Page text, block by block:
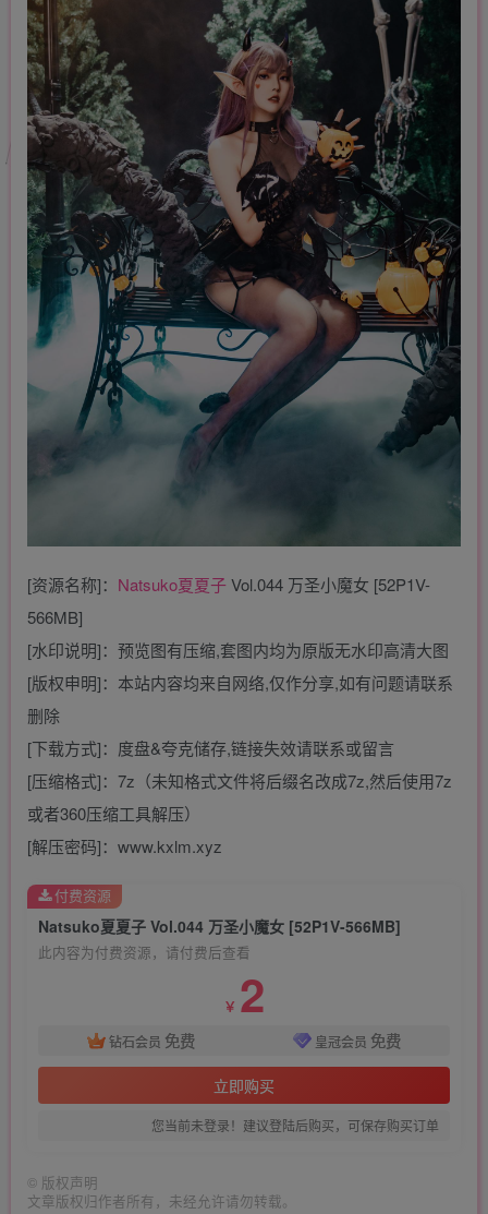
[资源名称]： Natsuko夏夏子Vol.044 万圣小魔女 [52P1V-
566MB]
[水印说明]：预览图有压缩,套图内均为原版无水印高清大图
[版权申明]：本站内容均来自网络,仅作分享,如有问题请联系
删除
[下载方式]：度盘&夸克储存,链接失效请联系或留言
[压缩格式]：7z（未知格式文件将后缀名改成7z,然后使用7z
或者360压缩工具解压）
[解压密码]：www.kxlm.xyz
Natsuko夏夏子 Vol.044 万圣小魔女 [52P1V-566MB]
此内容为付费资源，请付费后查看
￥ 2
钻石会员 免费 皇冠会员 免费
立即购买
您当前未登录！建议登陆后购买，可保存购买订单
付费资源
© 版权声明
文章版权归作者所有，未经允许请勿转载。